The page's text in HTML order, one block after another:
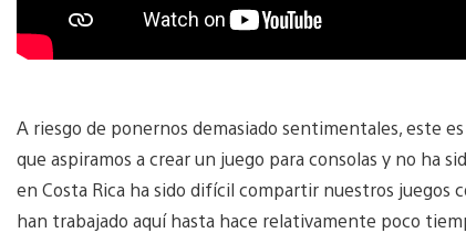
A riesgo de ponernos demasiado sentimentales, este
que aspiramos a crear un juego para consolas y no ha
en Costa Rica ha sido difícil compartir nuestros juegos
han trabajado aquí hasta hace relativamente poco